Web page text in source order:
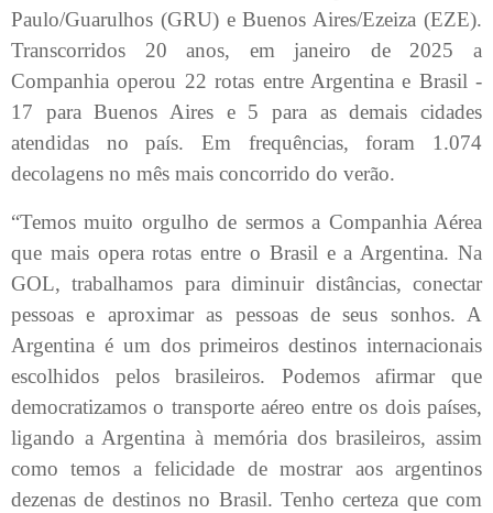
Paulo/Guarulhos (GRU) e Buenos Aires/Ezeiza (EZE).
Transcorridos 20 anos, em janeiro de 2025 a
Companhia operou 22 rotas entre Argentina e Brasil -
17 para Buenos Aires e 5 para as demais cidades
atendidas no país. Em frequências, foram 1.074
decolagens no mês mais concorrido do verão.
“Temos muito orgulho de sermos a Companhia Aérea
que mais opera rotas entre o Brasil e a Argentina. Na
GOL, trabalhamos para diminuir distâncias, conectar
pessoas e aproximar as pessoas de seus sonhos. A
Argentina é um dos primeiros destinos internacionais
escolhidos pelos brasileiros. Podemos afirmar que
democratizamos o transporte aéreo entre os dois países,
ligando a Argentina à memória dos brasileiros, assim
como temos a felicidade de mostrar aos argentinos
dezenas de destinos no Brasil. Tenho certeza que com